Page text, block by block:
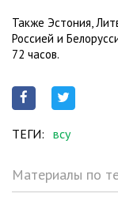
Также Эстония,
Россией и
72 часов.
ТЕГИ: всу
Материалы по